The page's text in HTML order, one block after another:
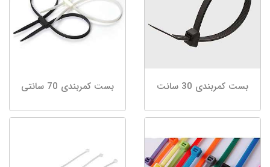
بست کمربندی 30 سانت بست کمربندی 70 سانتی